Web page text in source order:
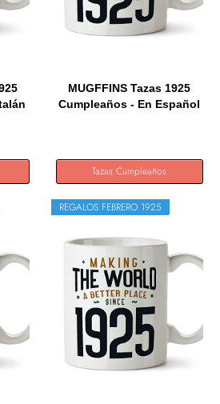
MUGFFINS Tazas 1925
Cumpleaños - En Español
Tazas Cumpleaños
REGALOS FEBRERO 1925